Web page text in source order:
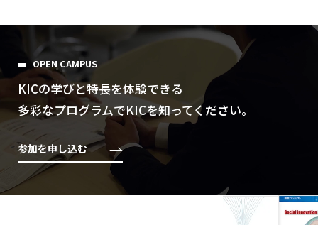
OPEN CAMPUS
KICの学びと特⻑を体験できる
多彩なプログラムでKICを知ってください。
参加を申し込む